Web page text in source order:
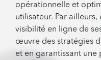
opérationnelle et
utilisateur. Par
visibilité en ligne de
œuvre des stratégies
et en garantissant une